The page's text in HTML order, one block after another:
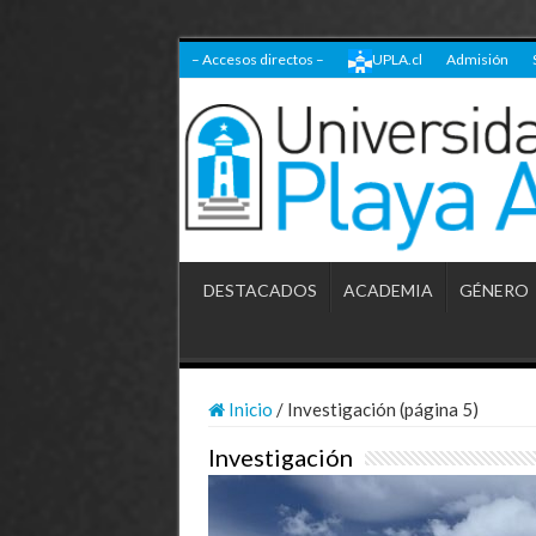
– Accesos directos – UPLA.cl Admisión
DESTACADOS ACADEMIA GÉNERO
Inicio / Investigación (página 5)
Investigación